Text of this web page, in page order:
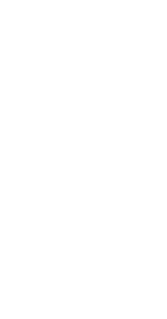
El club
eliminatoria
Simeone,
minutos